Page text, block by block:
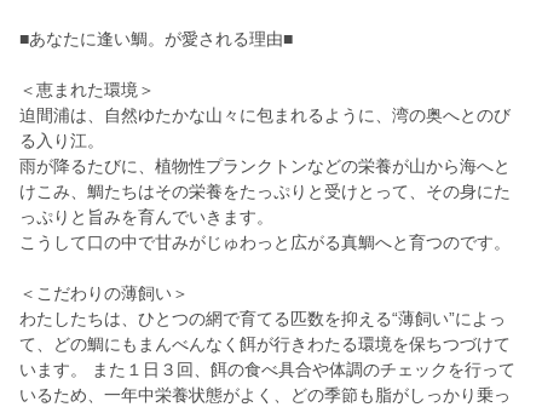
■あなたに逢い鯛。が愛される理由■
＜恵まれた環境＞
迫間浦は、自然ゆたかな山々に包まれるように、湾の奥へとのび
る入り江。
雨が降るたびに、植物性プランクトンなどの栄養が山から海へと
けこみ、鯛たちはその栄養をたっぷりと受けとって、その身にた
っぷりと旨みを育んでいきます。
こうして口の中で甘みがじゅわっと広がる真鯛へと育つのです。
＜こだわりの薄飼い＞
わたしたちは、ひとつの網で育てる匹数を抑える“薄飼い”によっ
て、どの鯛にもまんべんなく餌が行きわたる環境を保ちつづけて
います。 また１日３回、餌の食べ具合や体調のチェックを行って
いるため、一年中栄養状態がよく、どの季節も脂がしっかり乗っ